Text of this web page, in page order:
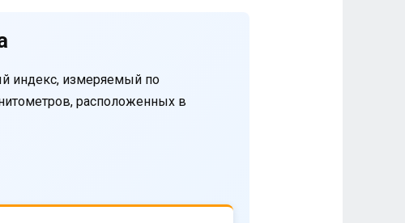
индекс, измеряемый по
расположенных в